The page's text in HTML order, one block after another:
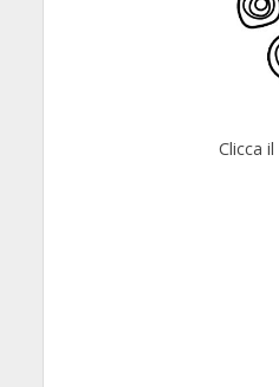
Clicca il